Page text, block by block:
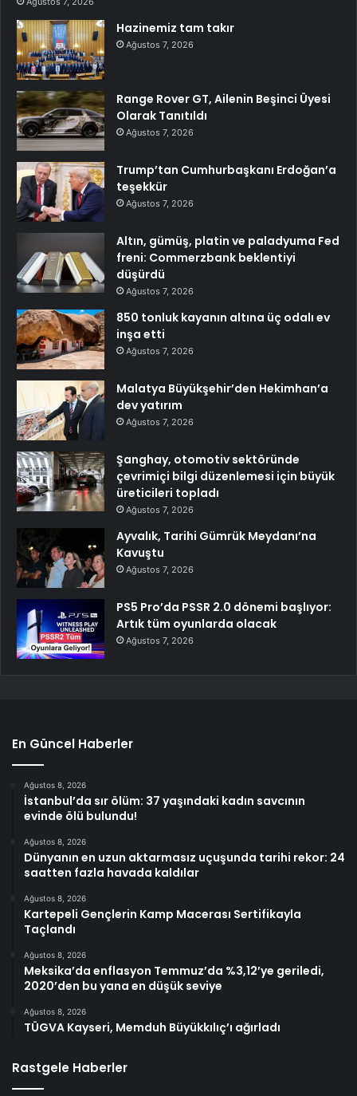
Hazinemiz tam takır
Ağustos 7, 2026
Range Rover GT, Ailenin Beşinci Üyesi
Olarak Tanıtıldı
Ağustos 7, 2026
Trump’tan Cumhurbaşkanı Erdoğan’a
teşekkür
Ağustos 7, 2026
Altın, gümüş, platin ve paladyuma Fed
freni: Commerzbank beklentiyi
düşürdü
Ağustos 7, 2026
850 tonluk kayanın altına üç odalı ev
inşa etti
Ağustos 7, 2026
Malatya Büyükşehir’den Hekimhan’a
dev yatırım
Ağustos 7, 2026
Şanghay, otomotiv sektöründe
çevrimiçi bilgi düzenlemesi için büyük
üreticileri topladı
Ağustos 7, 2026
Ayvalık, Tarihi Gümrük Meydanı’na
Kavuştu
Ağustos 7, 2026
PS5 Pro’da PSSR 2.0 dönemi başlıyor:
Artık tüm oyunlarda olacak
Ağustos 7, 2026
En Güncel Haberler
Ağustos 8, 2026
İstanbul’da sır ölüm: 37 yaşındaki kadın savcının
evinde ölü bulundu!
Ağustos 8, 2026
Dünyanın en uzun aktarmasız uçuşunda tarihi rekor: 24
saatten fazla havada kaldılar
Ağustos 8, 2026
Kartepeli Gençlerin Kamp Macerası Sertifikayla
Taçlandı
Ağustos 8, 2026
Meksika’da enflasyon Temmuz’da %3,12’ye geriledi,
2020’den bu yana en düşük seviye
Ağustos 8, 2026
TÜGVA Kayseri, Memduh Büyükkılıç’ı ağırladı
Rastgele Haberler